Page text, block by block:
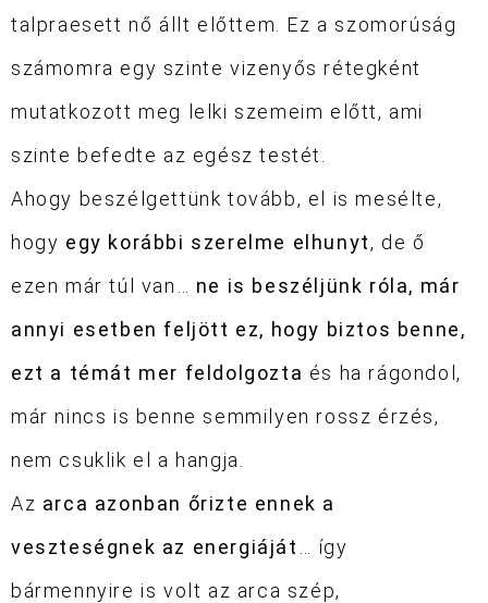
talpraesett nő állt előttem. Ez a szomorúság
számomra egy szinte vizenyős rétegként
mutatkozott meg lelki szemeim előtt, ami
szinte befedte az egész testét.
Ahogy beszélgettünk tovább, el is mesélte,
hogy egy korábbi szerelme elhunyt, de ő
ezen már túl van… ne is beszéljünk róla, már
annyi esetben feljött ez, hogy biztos benne,
ezt a témát mer feldolgozta és ha rágondol,
már nincs is benne semmilyen rossz érzés,
nem csuklik el a hangja.
Az arca azonban őrizte ennek a
veszteségnek az energiáját
… így
bármennyire is volt az arca szép,